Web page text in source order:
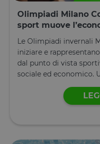
Olimpiadi Milano
sport muove
Le Olimpiadi invernali
iniziare e
dal punto di vista
sociale ed economico.